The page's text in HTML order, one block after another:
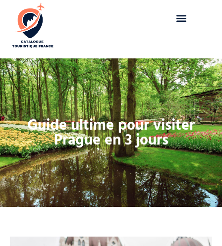
Guide ultime pour visiter
Prague en 3 jours